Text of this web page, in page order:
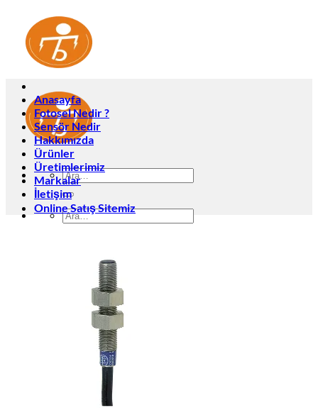
Ara:
Ara:
Fotosel Nedir ?
Sensör Nedir
Üretimlerimiz
Online Satış Sitemiz
Anasayfa
Fotosel Nedir ?
Sensör Nedir
Hakkımızda
Ürünler
Üretimlerimiz
Markalar
İletişim
Online Satış Sitemiz